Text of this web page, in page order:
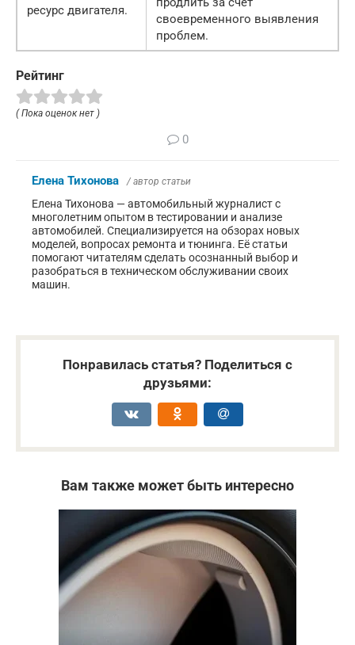
ресурс двигателя.
своевременного выявления
проблем.
Рейтинг
( Пока оценок нет )
0
Елена Тихонова / автор статьи
Елена Тихонова — автомобильный журналист с
многолетним опытом в тестировании и анализе
автомобилей. Специализируется на обзорах новых
моделей, вопросах ремонта и тюнинга. Её статьи
помогают читателям сделать осознанный выбор и
разобраться в техническом обслуживании своих
машин.
Понравилась статья? Поделиться с
друзьями:
Вам также может быть интересно